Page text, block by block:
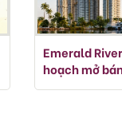
Emerald
hoạch mở